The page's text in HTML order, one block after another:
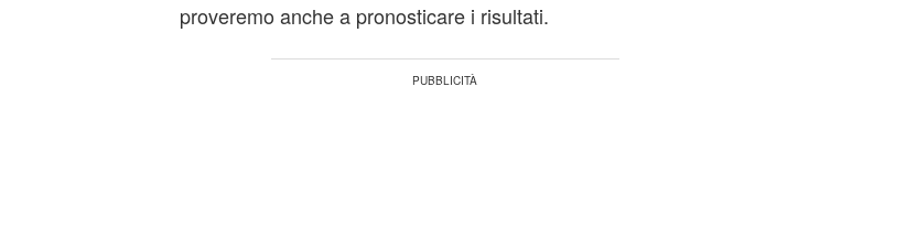
proveremo anche a pronosticare i risultati.